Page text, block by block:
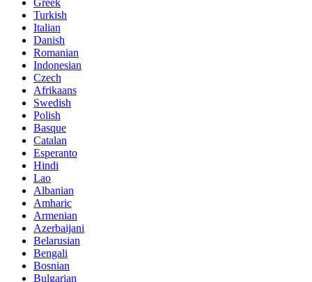
Greek
Turkish
Italian
Danish
Romanian
Indonesian
Czech
Afrikaans
Swedish
Polish
Basque
Catalan
Esperanto
Hindi
Lao
Albanian
Amharic
Armenian
Azerbaijani
Belarusian
Bengali
Bosnian
Bulgarian